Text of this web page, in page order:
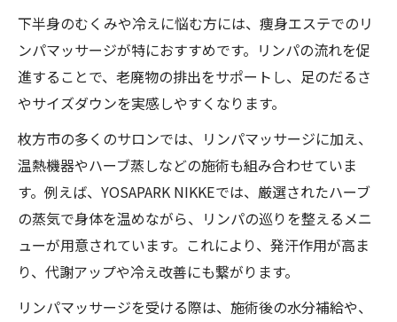
下半身のむくみや冷えに悩む方には、痩身エステでのリ
ンパマッサージが特におすすめです。リンパの流れを促
進することで、老廃物の排出をサポートし、足のだるさ
やサイズダウンを実感しやすくなります。
枚方市の多くのサロンでは、リンパマッサージに加え、
温熱機器やハーブ蒸しなどの施術も組み合わせていま
す。例えば、YOSAPARK NIKKEでは、厳選されたハーブ
の蒸気で身体を温めながら、リンパの巡りを整えるメニ
ューが用意されています。これにより、発汗作用が高ま
り、代謝アップや冷え改善にも繋がります。
リンパマッサージを受ける際は、施術後の水分補給や、